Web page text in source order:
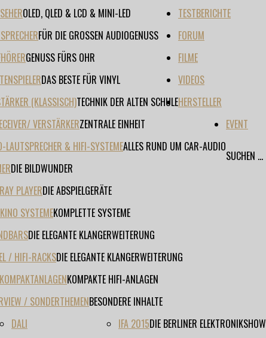
OLED, QLED & LCD & MINI-LED
FÜR DIE GROSSEN AUDIOGENUSS
GENUSS FÜRS OHR
DAS BESTE FÜR VINYL
(KLASSISCH)TECHNIK DER ALTEN SCHULE
TESTBERICHTE
VERSTÄRKERZENTRALE EINHEIT
LAUTSPRECHER & HIFI-SYSTEMEALLES RUND UM CAR-AUDIO
DIE BILDWUNDER
PLAYERDIE ABSPIELGERÄTE
SYSTEMEKOMPLETTE SYSTEME
DIE ELEGANTE KLANGERWEITERUNG
/ HIFI-RACKSDIE ELEGANTE KLANGERWEITERUNG
KOMPAKTE HIFI-ANLAGEN
/ SONDERTHEMENBESONDERE INHALTE
FORUM
FILME
VIDEOS
HERSTELLER
DALI
EVENT
IFA 2015DIE BERLINER ELEKTRONIKSHOW
SUCHEN ...